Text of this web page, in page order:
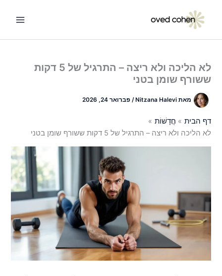
לא הליכה ולא ריצה – התרגיל של 5 דקות
ששורף שומן בטני
מאתNitzana Halevi
/פברואר 24, 2026
דף הבית
חֲדָשׁוֹת
לא הליכה ולא ריצה – התרגיל של 5 דקות ששורף שומן בטני